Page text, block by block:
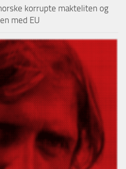
korrupte makteliten og
med EU